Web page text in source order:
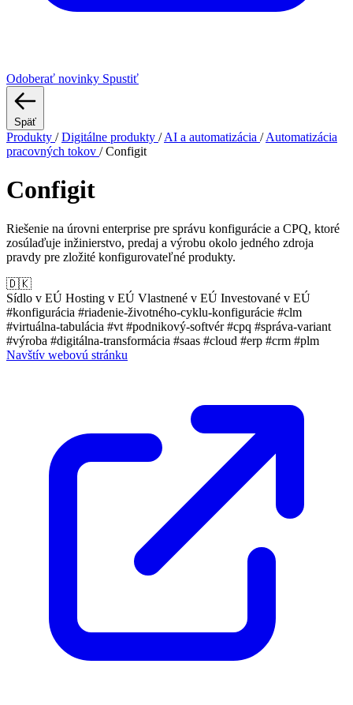
Odoberať novinky Spustiť
Späť
Produkty / Digitálne produkty / AI a automatizácia / Automatizácia
pracovných tokov / Configit
Configit
Riešenie na úrovni enterprise pre správu konfigurácie a CPQ, ktoré
zosúlaďuje inžinierstvo, predaj a výrobu okolo jedného zdroja
pravdy pre zložité konfigurovateľné produkty.
🇩🇰
Sídlo v EÚ Hosting v EÚ Vlastnené v EÚ Investované v EÚ
#konfigurácia #riadenie-životného-cyklu-konfigurácie #clm
#virtuálna-tabulácia #vt #podnikový-softvér#cpq #správa-variant
#výroba #digitálna-transformácia #saas #cloud #erp #crm #plm
Navštív webovú stránku